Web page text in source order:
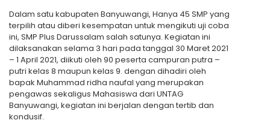
Dalam satu kabupaten Banyuwangi, Hanya 45 SMP yang
terpilih atau diberi kesempatan untuk mengikuti uji coba
ini, SMP Plus Darussalam salah satunya. Kegiatan ini
dilaksanakan selama 3 hari pada tanggal 30 Maret 2021
– 1 April 2021, diikuti oleh 90 peserta campuran putra –
putri kelas 8 maupun kelas 9. dengan dihadiri oleh
bapak Muhammad ridha naufal yang merupakan
pengawas sekaligus Mahasiswa dari UNTAG
Banyuwangi, kegiatan ini berjalan dengan tertib dan
kondusif.